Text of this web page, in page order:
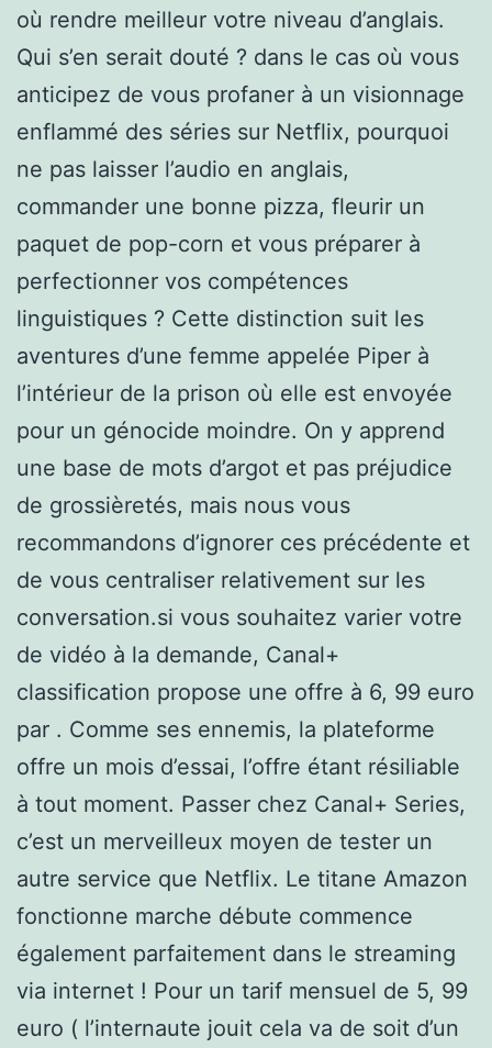
où rendre meilleur votre niveau d’anglais.
Qui s’en serait douté ? dans le cas où vous
anticipez de vous profaner à un visionnage
enflammé des séries sur Netflix, pourquoi
ne pas laisser l’audio en anglais,
commander une bonne pizza, fleurir un
paquet de pop-corn et vous préparer à
perfectionner vos compétences
linguistiques ? Cette distinction suit les
aventures d’une femme appelée Piper à
l’intérieur de la prison où elle est envoyée
pour un génocide moindre. On y apprend
une base de mots d’argot et pas préjudice
de grossièretés, mais nous vous
recommandons d’ignorer ces précédente et
de vous centraliser relativement sur les
conversation.si vous souhaitez varier votre
de vidéo à la demande, Canal+
classification propose une offre à 6, 99 euro
par . Comme ses ennemis, la plateforme
offre un mois d’essai, l’offre étant résiliable
à tout moment. Passer chez Canal+ Series,
c’est un merveilleux moyen de tester un
autre service que Netflix. Le titane Amazon
fonctionne marche débute commence
également parfaitement dans le streaming
via internet ! Pour un tarif mensuel de 5, 99
euro ( l’internaute jouit cela va de soit d’un